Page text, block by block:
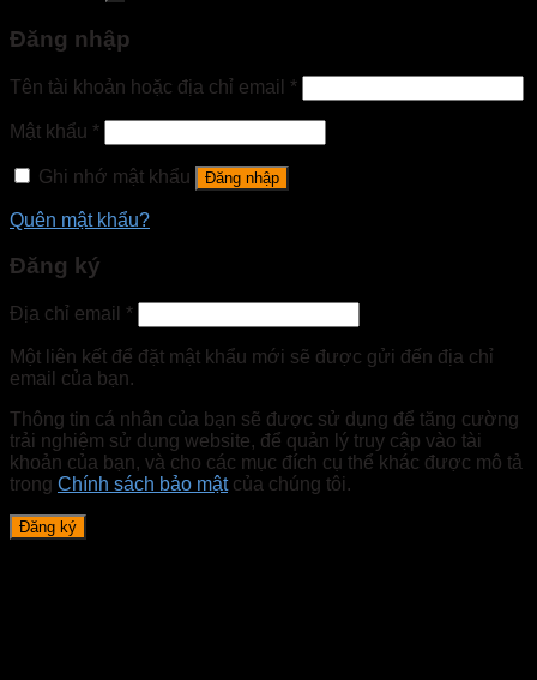
Đăng nhập
Tên tài khoản hoặc địa chỉ email *
Mật khẩu *
Ghi nhớ mật khẩu Đăng nhập
Quên mật khẩu?
Đăng ký
Địa chỉ email *
Một liên kết để đặt mật khẩu mới sẽ được gửi đến địa chỉ
email của bạn.
Thông tin cá nhân của bạn sẽ được sử dụng để tăng cường
trải nghiệm sử dụng website, để quản lý truy cập vào tài
khoản của bạn, và cho các mục đích cụ thể khác được mô tả
trong Chính sách bảo mậtcủa chúng tôi.
Đăng ký